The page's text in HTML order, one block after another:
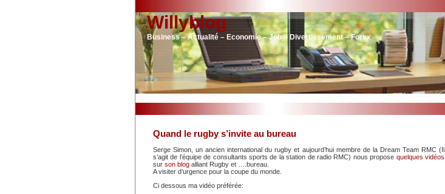
Willyblog
Business – Actualité – Economie – Job – Divertissement – Forex
Quand le rugby s’invite au bureau
Serge Simon, un ancien international du rugby et aujourd’hui membre de la Dream Team RMC (Il
s’agit de l’équipe de consultants sports de la station de radio RMC) nous propose quelques vidéos
sur son blog alliant Rugby et ….bureau.
A visiter d’urgence pour la coupe du monde.
Ci dessous ma vidéo préférée: